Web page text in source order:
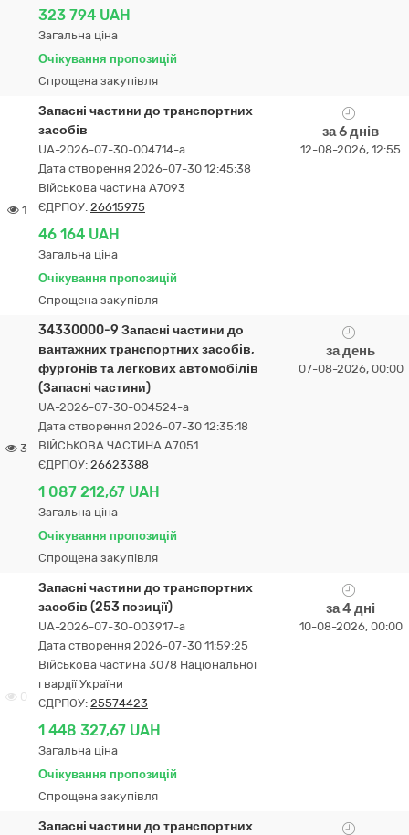
323 794 UAH
Загальна ціна
Очікування пропозицій
Спрощена закупівля
1
Запасні частини до транспортних
засобів
UA-2026-07-30-004714-a
Дата створення 2026-07-30 12:45:38
Військова частина А7093
ЄДРПОУ: 26615975
46 164 UAH
Загальна ціна
Очікування пропозицій
Спрощена закупівля
за 6 днів
12-08-2026, 12:55
3
34330000-9 Запасні частини до
вантажних транспортних засобів,
фургонів та легкових автомобілів
(Запасні частини)
UA-2026-07-30-004524-a
Дата створення 2026-07-30 12:35:18
ВІЙСЬКОВА ЧАСТИНА А7051
ЄДРПОУ: 26623388
1 087 212,67 UAH
Загальна ціна
Очікування пропозицій
Спрощена закупівля
за день
07-08-2026, 00:00
0
Запасні частини до транспортних
засобів (253 позиції)
UA-2026-07-30-003917-a
Дата створення 2026-07-30 11:59:25
Військова частина 3078 Національної
гвардії України
ЄДРПОУ: 25574423
1 448 327,67 UAH
Загальна ціна
Очікування пропозицій
Спрощена закупівля
за 4 дні
10-08-2026, 00:00
Запасні частини до транспортних